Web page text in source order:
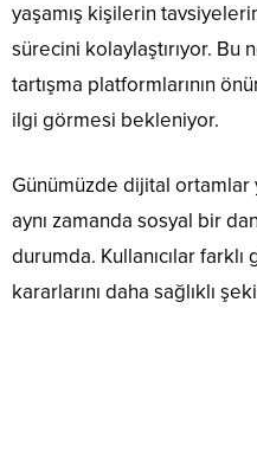
yaşamış kişilerin
sürecini kolaylaştırıyor. Bu
tartışma platformlarının
ilgi görmesi bekleniyor.
Günümüzde dijital ortamlar
aynı zamanda sosyal bir
durumda. Kullanıcılar
kararlarını daha sağlıklı